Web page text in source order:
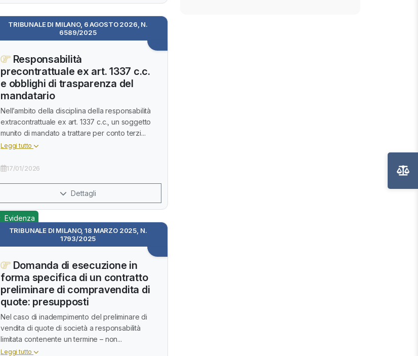
TRIBUNALE DI MILANO, 6 AGOSTO 2026, N.
6589/2025
Responsabilità
precontrattuale ex art. 1337 c.c.
e obblighi di trasparenza del
mandatario
Nell’ambito della disciplina della responsabilità
extracontrattuale ex art. 1337 c.c., un soggetto
munito di mandato a trattare per conto terzi...
Leggi tutto
17/01/2026
Dettagli
TRIBUNALE DI MILANO, 18 MARZO 2025, N.
1793/2025
Evidenza
Domanda di esecuzione in
forma specifica di un contratto
preliminare di compravendita di
quote: presupposti
Nel caso di inadempimento del preliminare di
vendita di quote di società a responsabilità
limitata contenente un termine – non...
Leggi tutto